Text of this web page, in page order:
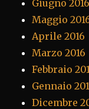
Giugno 2016
Maggio
Aprile 2016
Marzo 2016
Febbraio
Gennaio
Dicembre